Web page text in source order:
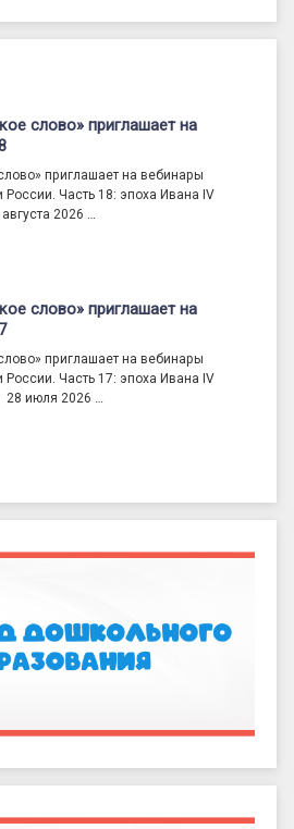
слово» приглашает на
приглашает на вебинары
России. Часть 18: эпоха Ивана IV
2026 …
слово» приглашает на
приглашает на вебинары
России. Часть 17: эпоха Ивана IV
28 июля 2026 …